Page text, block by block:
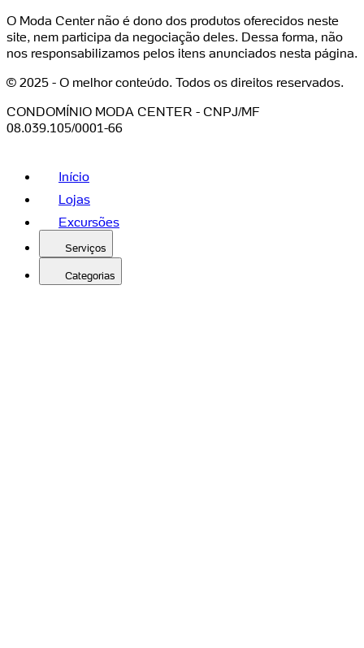
O Moda Center não é dono dos produtos oferecidos neste
site, nem participa da negociação deles. Dessa forma, não
nos responsabilizamos pelos itens anunciados nesta página.
© 2025 - O melhor conteúdo. Todos os direitos reservados.
CONDOMÍNIO MODA CENTER - CNPJ/MF
08.039.105/0001-66
Início
Lojas
Excursões
Serviços
Categorias